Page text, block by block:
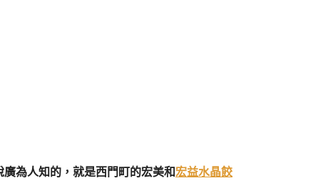
為人知的，就是西門町的宏美和宏益水晶餃